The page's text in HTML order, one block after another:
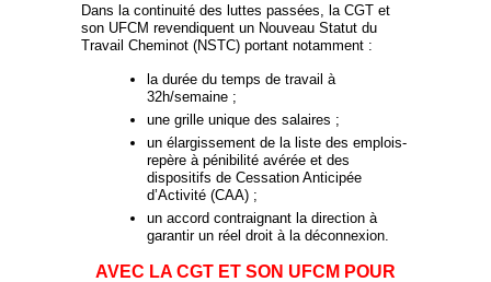
Dans la continuité des luttes passées, la CGT et
son UFCM revendiquent un Nouveau Statut du
Travail Cheminot (NSTC) portant notamment :
la durée du temps de travail à
32h/semaine ;
une grille unique des salaires ;
un élargissement de la liste des emplois-
repère à pénibilité avérée et des
dispositifs de Cessation Anticipée
d’Activité (CAA) ;
un accord contraignant la direction à
garantir un réel droit à la déconnexion.
AVEC LA CGT ET SON UFCM POUR